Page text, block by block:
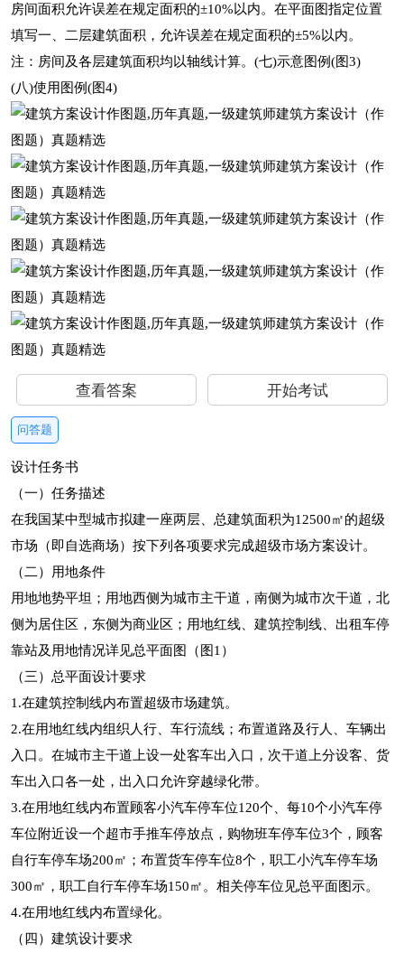
房间面积允许误差在规定面积的±10%以内。在平面图指定位置
填写一、二层建筑面积，允许误差在规定面积的±5%以内。
注：房间及各层建筑面积均以轴线计算。(七)示意图例(图3)
(八)使用图例(图4)
查看答案 开始考试
问答题
设计任务书
（一）任务描述
在我国某中型城市拟建一座两层、总建筑面积为12500㎡的超级
市场（即自选商场）按下列各项要求完成超级市场方案设计。
（二）用地条件
用地地势平坦；用地西侧为城市主干道，南侧为城市次干道，北
侧为居住区，东侧为商业区；用地红线、建筑控制线、出租车停
靠站及用地情况详见总平面图（图1）
（三）总平面设计要求
1.在建筑控制线内布置超级市场建筑。
2.在用地红线内组织人行、车行流线；布置道路及行人、车辆出
入口。在城市主干道上设一处客车出入口，次干道上分设客、货
车出入口各一处，出入口允许穿越绿化带。
3.在用地红线内布置顾客小汽车停车位120个、每10个小汽车停
车位附近设一个超市手推车停放点，购物班车停车位3个，顾客
自行车停车场200㎡；布置货车停车位8个，职工小汽车停车场
300㎡，职工自行车停车场150㎡。相关停车位见总平面图示。
4.在用地红线内布置绿化。
（四）建筑设计要求